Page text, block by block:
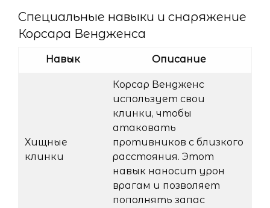
Специальные навыки и снаряжение
Корсара Вендженса
Навык Описание
Хищные
клинки
Корсар Вендженс
использует свои
клинки, чтобы
атаковать
противников с близкого
расстояния. Этот
навык наносит урон
врагам и позволяет
пополнять запас